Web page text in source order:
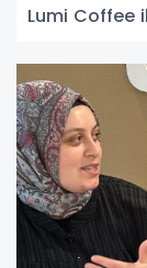
Lumi Coffee